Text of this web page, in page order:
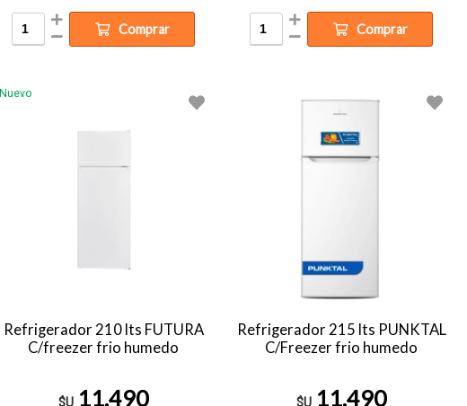
Comprar Comprar
Nuevo
Refrigerador 210 lts FUTURA
C/freezer frio humedo
$U 11.490
Refrigerador 215 lts PUNKTAL
C/Freezer frio humedo
$U 11.490